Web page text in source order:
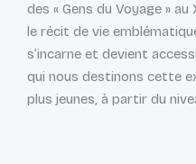
des « Gens du Voyage » au
le récit de vie
s’incarne et devient
qui nous destinons cette
plus jeunes, à partir du